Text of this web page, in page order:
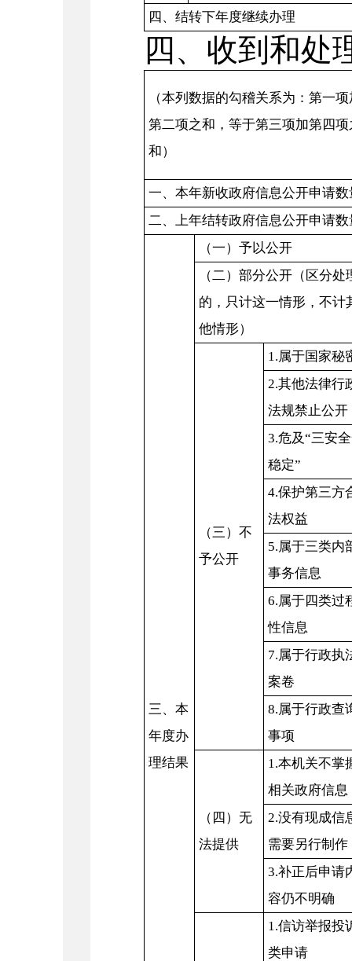
四、结转下年度继续办理
四 、 收到和处
（本列数据的勾稽关系为：第一项
第二项之和，等于第三项加第四项
和）
一、本年新收政府信息公开申请数
二、上年结转政府信息公开申请数
三、本
年度办
理结果
（一）予以公开
（二）部分公开（区分处
的，只计这一情形，不计
他情形）
（三）不
予公开
1.属于国家秘
2.其他法律行
法规禁止公开
3.危及“三安
稳定”
4.保护第三方
法权益
5.属于三类内
事务信息
6.属于四类过
性信息
7.属于行政执
案卷
8.属于行政查
事项
（四）无
法提供
1.本机关不掌
相关政府信息
2.没有现成信
需要另行制作
3.补正后申请
容仍不明确
1.信访举报投
类申请